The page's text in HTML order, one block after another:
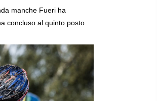
manche Fueri ha
concluso al quinto posto.